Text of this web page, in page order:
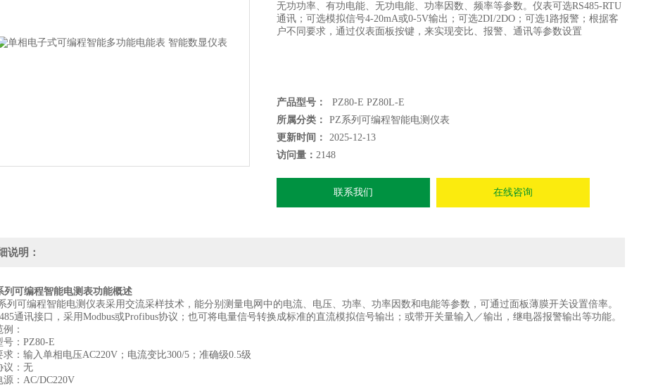
无功功率、有功电能、无功电能、功率因数、频率等参数。仪表可选RS485-RTU
通讯；可选模拟信号4-20mA或0-5V输出；可选2DI/2DO；可选1路报警；根据客
户不同要求，通过仪表面板按键，来实现变比、报警、通讯等参数设置
产品型号：
PZ80-E PZ80L-E
所属分类：
PZ系列可编程智能电测仪表
更新时间：
2025-12-13
访问量： 2148
联系我们 在线咨询
说明：
列可编程智能电测表功能概述
可编程智能电测仪表采用交流采样技术，能分别测量电网中的电流、电压、功率、功率因数和电能等参数，可通过面板薄膜开关设置倍率。
通讯接口，采用Modbus或Profibus协议；也可将电量信号转换成标准的直流模拟信号输出；或带开关量输入／输出，继电器报警输出等功能。
：
号：PZ80-E
求：输入单相电压AC220V；电流变比300/5；准确级0.5级
议：无
源：AC/DC220V